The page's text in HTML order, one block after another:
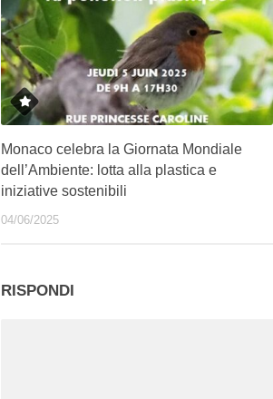
Monaco celebra la Giornata Mondiale
dell’Ambiente: lotta alla plastica e
iniziative sostenibili
04/06/2025
RISPONDI